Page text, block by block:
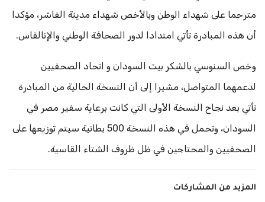
مترحما على شهداء الوطن وبالأخص شهداء مدينة الفاشر، مؤكدا
أن هذه المبادرة تأتي امتدادا لدور الصحافة الوطني والإنالقاس.
وخص السنوسي بالشكر بيت السودان و اتحاد الصحفيين
لدعمهما المتواصل، مشيرا إلى أن النسخة الحالية من المبادرة
تأتي بعد نجاح النسخة الأولى التي كانت برعاية سفير مصر في
السودان، وتحمل في هذه النسخة 500 بطانية سيتم توزيعها على
الصحفيين والمحتاجين في ظل ظروف الشتاء القاسية.
المزيد من المشاركات